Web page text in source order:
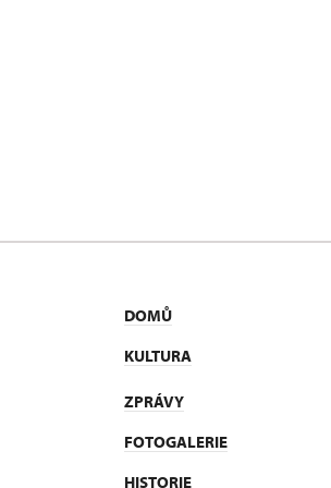
DOMŮ
KULTURA
ZPRÁVY
FOTOGALERIE
HISTORIE